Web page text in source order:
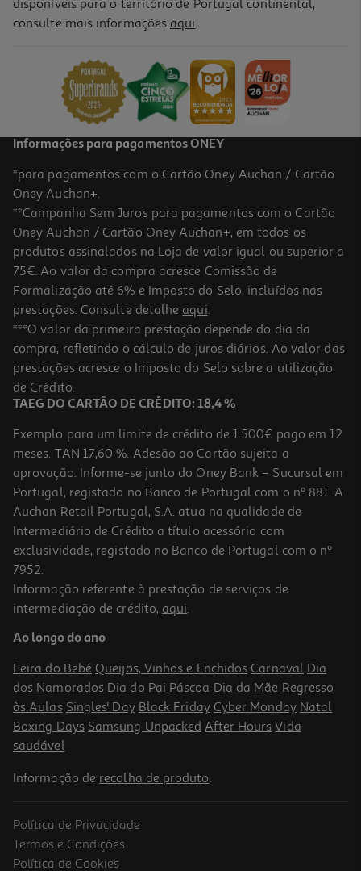
Chocolate De Leite Auchan Cereais Crocantes 100g
4.8
Chocolate De Leite Auchan Pipocas E Sal 180 G
16.06 €/Kg
2,89 €
Chocolate De Leite Milka Amêndoas Inteiras 270 G
22.19 €/Kg
5,99 €
disponíveis para o território de Portugal continental,
consulte mais informações aqui.
Informações para pagamentos ONEY
*para pagamentos com o Cartão Oney Auchan / Cartão
Oney Auchan+.
**Campanha Sem Juros para pagamentos com o Cartão
Oney Auchan / Cartão Oney Auchan+, em todos os
produtos assinalados na Loja de valor igual ou superior a
75€. Ao valor da compra acresce Comissão de
Formalização até 6% e Imposto do Selo, incluídos nas
prestações. Consulte detalhe aqui.
***O valor da primeira prestação depende do dia da
compra, refletindo o cálculo de juros diários. Ao valor das
prestações acresce o Imposto do Selo sobre a utilização
de Crédito.
TAEG DO CARTÃO DE CRÉDITO: 18,4 %
Exemplo para um limite de crédito de 1.500€ pago em 12
meses. TAN 17,60 %. Adesão ao Cartão sujeita a
aprovação. Informe-se junto do Oney Bank – Sucursal em
Portugal, registado no Banco de Portugal com o nº 881. A
Auchan Retail Portugal, S.A. atua na qualidade de
Intermediário de Crédito a título acessório com
exclusividade, registado no Banco de Portugal com o nº
7952.
Informação referente à prestação de serviços de
intermediação de crédito, aqui.
Ao longo do ano
Feira do Bebé Queijos, Vinhos e Enchidos Carnaval Dia
dos Namorados Dia do Pai Páscoa Dia da Mãe Regresso
às Aulas Singles' Day Black Friday Cyber Monday Natal
Boxing Days Samsung Unpacked After Hours Vida
saudável
Informação de recolha de produto.
Política de Privacidade
Termos e Condições
Política de Cookies